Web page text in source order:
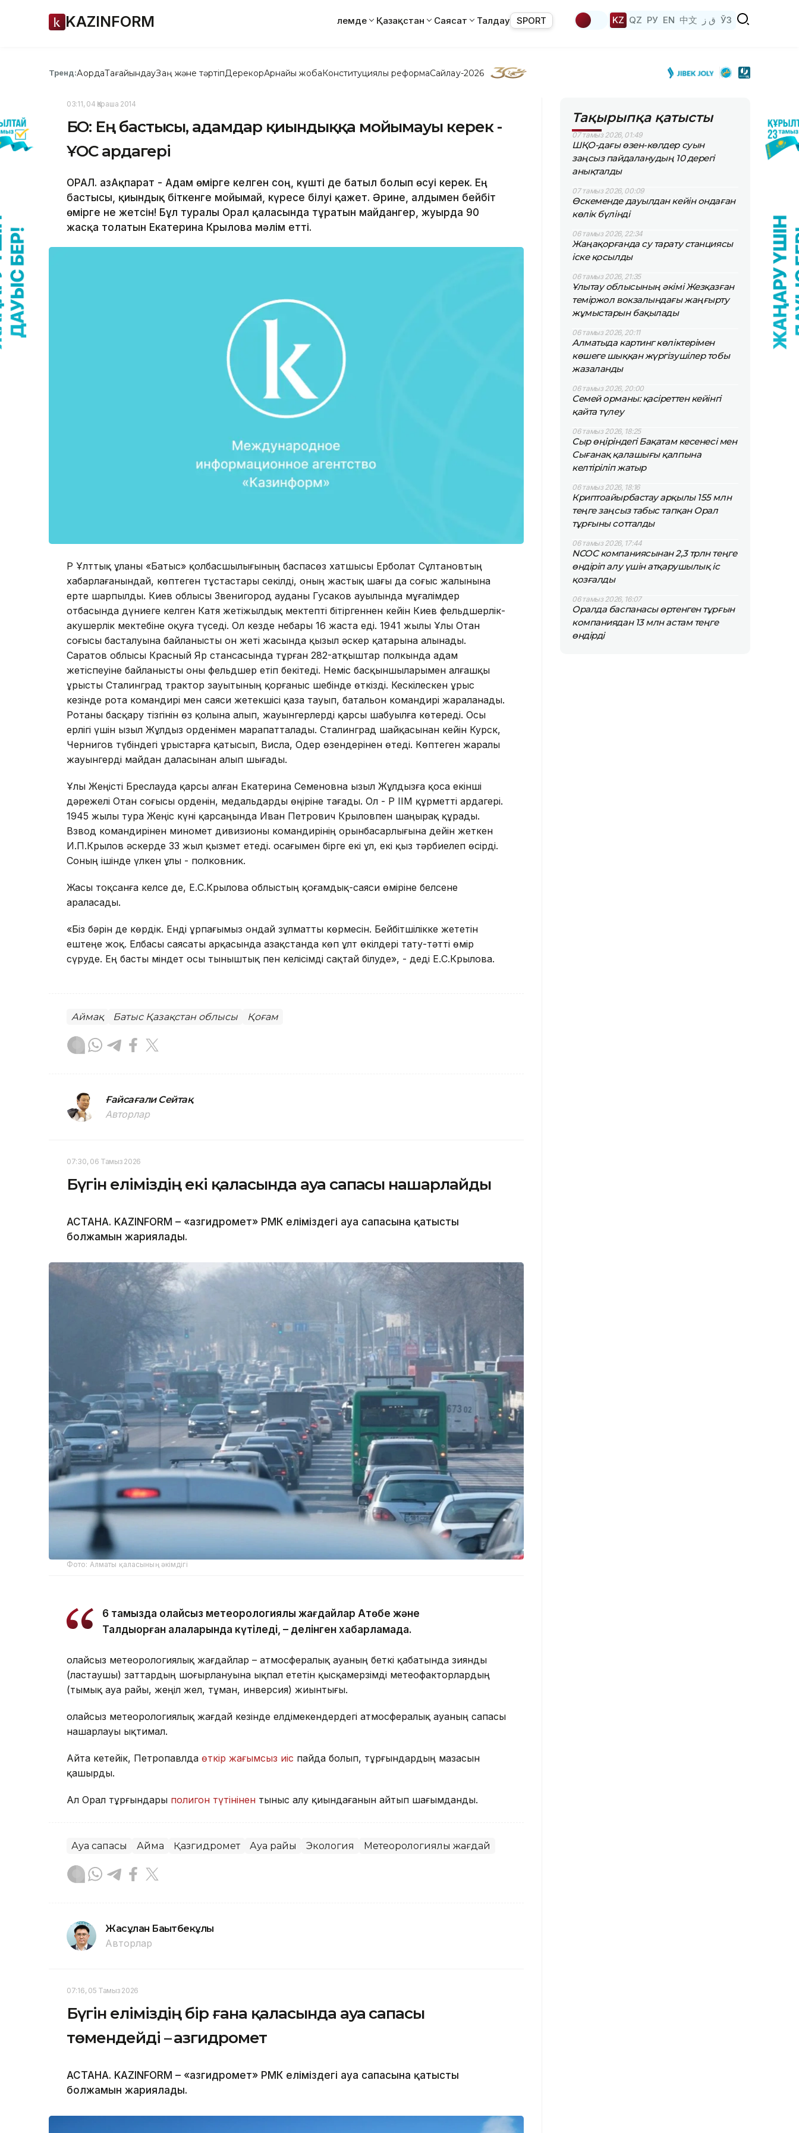
KAZINFORM Әлемде Қазақстан Саясат Талдау SPORT KZ QZ РУ EN 中文 ق ز ЎЗ
Тренд:АқордаТағайындауЗаң және тәртіпДерекқорАрнайы жобаКонституциялық реформаСайлау-2026
03:11, 04 Қараша 2014
БҚО: Ең бастысы, адамдар қиындыққа мойымауы керек -
ҰОС ардагері
ОРАЛ. ҚазАқпарат - Адам өмірге келген соң, күшті де батыл болып өсуі керек. Ең
бастысы, қиындық біткенге мойымай, күресе білуі қажет. Әрине, алдымен бейбіт
өмірге не жетсін! Бұл туралы Орал қаласында тұратын майдангер, жуырда 90
жасқа толатын Екатерина Крылова мәлім етті.
ҚР Ұлттық ұланы «Батыс» қолбасшылығының баспасөз хатшысы Ерболат Сұлтановтың
хабарлағанындай, көптеген тұстастары секілді, оның жастық шағы да соғыс жалынына
ерте шарпылды. Киев облысы Звенигород ауданы Гусаков ауылында мұғалімдер
отбасында дүниеге келген Катя жетіжылдық мектепті бітіргеннен кейін Киев фельдшерлік-
акушерлік мектебіне оқуға түседі. Ол кезде небары 16 жаста еді. 1941 жылы Ұлы Отан
соғысы басталуына байланысты он жеті жасында қызыл әскер қатарына алынады.
Саратов облысы Красный Яр стансасында тұрған 282-атқыштар полкында адам
жетіспеуіне байланысты оны фельдшер етіп бекітеді. Неміс басқыншыларымен алғашқы
ұрысты Сталинград трактор зауытының қорғаныс шебінде өткізді. Кескілескен ұрыс
кезінде рота командирі мен саяси жетекшісі қаза тауып, батальон командирі жараланады.
Ротаны басқару тізгінін өз қолына алып, жауынгерлерді қарсы шабуылға көтереді. Осы
ерлігі үшін Қызыл Жұлдыз орденімен марапатталады. Сталинград шайқасынан кейін Курск,
Чернигов түбіндегі ұрыстарға қатысып, Висла, Одер өзендерінен өтеді. Көптеген жаралы
жауынгерді майдан даласынан алып шығады.
Ұлы Жеңісті Бреслауда қарсы алған Екатерина Семеновна Қызыл Жұлдызға қоса екінші
дәрежелі Отан соғысы орденін, медальдарды өңіріне тағады. Ол - ҚР ІІМ құрметті ардагері.
1945 жылы тура Жеңіс күні қарсаңында Иван Петрович Крыловпен шаңырақ құрады.
Взвод командирінен миномет дивизионы командирінің орынбасарлығына дейін жеткен
И.П.Крылов әскерде 33 жыл қызмет етеді. Қосағымен бірге екі ұл, екі қыз тәрбиелеп өсірді.
Соның ішінде үлкен ұлы - полковник.
Жасы тоқсанға келсе де, Е.С.Крылова облыстың қоғамдық-саяси өміріне белсене
араласады.
«Біз бәрін де көрдік. Енді ұрпағымыз ондай зұлматты көрмесін. Бейбітшілікке жететін
ештеңе жоқ. Елбасы саясаты арқасында Қазақстанда көп ұлт өкілдері тату-тәтті өмір
сүруде. Ең басты міндет осы тыныштық пен келісімді сақтай білуде», - деді Е.С.Крылова.
Аймақ Батыс Қазақстан облысы Қоғам
Ғайсағали Сейтақ
Авторлар
07:30, 06 Тамыз 2026
Бүгін еліміздің екі қаласында ауа сапасы нашарлайды
АСТАНА. KAZINFORM – «Қазгидромет» РМК еліміздегі ауа сапасына қатысты
болжамын жариялады.
Фото: Алматы қаласының әкімдігі
6 тамызда қолайсыз метеорологиялық жағдайлар Ақтөбе және
Талдықорған қалаларында күтіледі, – делінген хабарламада.
Қолайсыз метеорологиялық жағдайлар – атмосфералық ауаның беткі қабатында зиянды
(ластаушы) заттардың шоғырлануына ықпал ететін қысқамерзімді метеофакторлардың
(тымық ауа райы, жеңіл жел, тұман, инверсия) жиынтығы.
Қолайсыз метеорологиялық жағдай кезінде елдімекендердегі атмосфералық ауаның сапасы
нашарлауы ықтимал.
Айта кетейік, Петропавлда өткір жағымсыз иіс пайда болып, тұрғындардың мазасын
қашырды.
Ал Орал тұрғындары полигон түтінінен тыныс алу қиындағанын айтып шағымданды.
Ауа сапасы Аймақ Қазгидромет Ауа райы Экология Метеорологиялық жағдай
Жасұлан Бақытбекұлы
Авторлар
07:16, 05 Тамыз 2026
Бүгін еліміздің бір ғана қаласында ауа сапасы
төмендейді – Қазгидромет
АСТАНА. KAZINFORM – «Қазгидромет» РМК еліміздегі ауа сапасына қатысты
болжамын жариялады.
Тақырыпқа қатысты
07 тамыз 2026, 01:49
ШҚО-дағы өзен-көлдер суын
заңсыз пайдаланудың 10 дерегі
анықталды
07 тамыз 2026, 00:09
Өскеменде дауылдан кейін ондаған
көлік бүлінді
06 тамыз 2026, 22:34
Жаңақорғанда су тарату станциясы
іске қосылды
06 тамыз 2026, 21:35
Ұлытау облысының әкімі Жезқазған
теміржол вокзалындағы жаңғырту
жұмыстарын бақылады
06 тамыз 2026, 20:11
Алматыда картинг көліктерімен
көшеге шыққан жүргізушілер тобы
жазаланды
06 тамыз 2026, 20:00
Семей орманы: қасіреттен кейінгі
қайта түлеу
06 тамыз 2026, 18:25
Сыр өңіріндегі Бақатам кесенесі мен
Сығанақ қалашығы қалпына
келтіріліп жатыр
06 тамыз 2026, 18:16
Криптоайырбастау арқылы 155 млн
теңге заңсыз табыс тапқан Орал
тұрғыны сотталды
06 тамыз 2026, 17:44
NCOC компаниясынан 2,3 трлн теңге
өндіріп алу үшін атқарушылық іс
қозғалды
06 тамыз 2026, 16:07
Оралда баспанасы өртенген тұрғын
компаниядан 13 млн астам теңге
өндірді